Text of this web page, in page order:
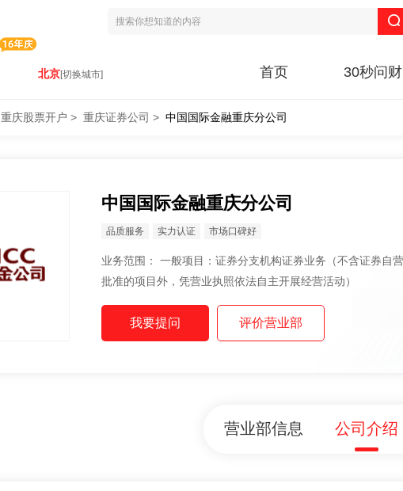
北京[切换城市] 首页 30秒问财
重庆股票开户 > 重庆证券公司 > 中国国际金融重庆分公司
中国国际金融重庆分公司
品质服务 实力认证 市场口碑好
业务范围： 一般项目：证券分支机构证券业务（不含证券自营、股票期权做市）（除依法须经
批准的项目外，凭营业执照依法自主开展经营活动）
营业部信息 公司介绍